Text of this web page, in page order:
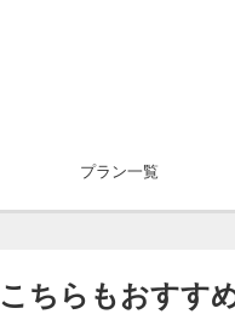
プラン一覧
こちらもおすす